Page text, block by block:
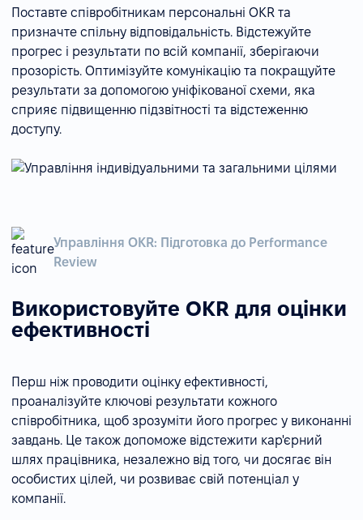
Поставте співробітникам персональні OKR та
призначте спільну відповідальність. Відстежуйте
прогрес і результати по всій компанії, зберігаючи
прозорість. Оптимізуйте комунікацію та покращуйте
результати за допомогою уніфікованої схеми, яка
сприяє підвищенню підзвітності та відстеженню
доступу.
Управління OKR: Підготовка до Performance
Review
Використовуйте OKR для оцінки
ефективності
Перш ніж проводити оцінку ефективності,
проаналізуйте ключові результати кожного
співробітника, щоб зрозуміти його прогрес у виконанні
завдань. Це також допоможе відстежити кар'єрний
шлях працівника, незалежно від того, чи досягає він
особистих цілей, чи розвиває свій потенціал у
компанії.